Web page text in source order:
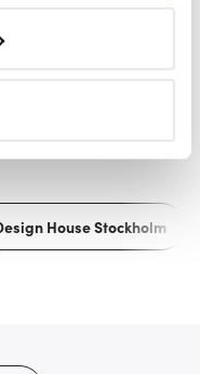
uppgifter
när som
och annonserna
att du tycker om. Det
och göra
kunder
House Stockholm